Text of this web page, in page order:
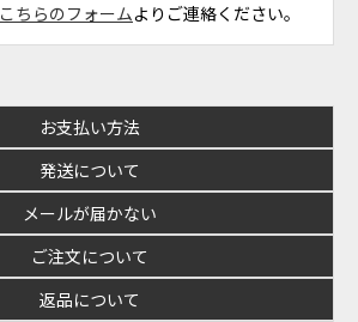
こちらのフォームよりご連絡ください。
お支払い方法
発送について
メールが届かない
ご注文について
返品について